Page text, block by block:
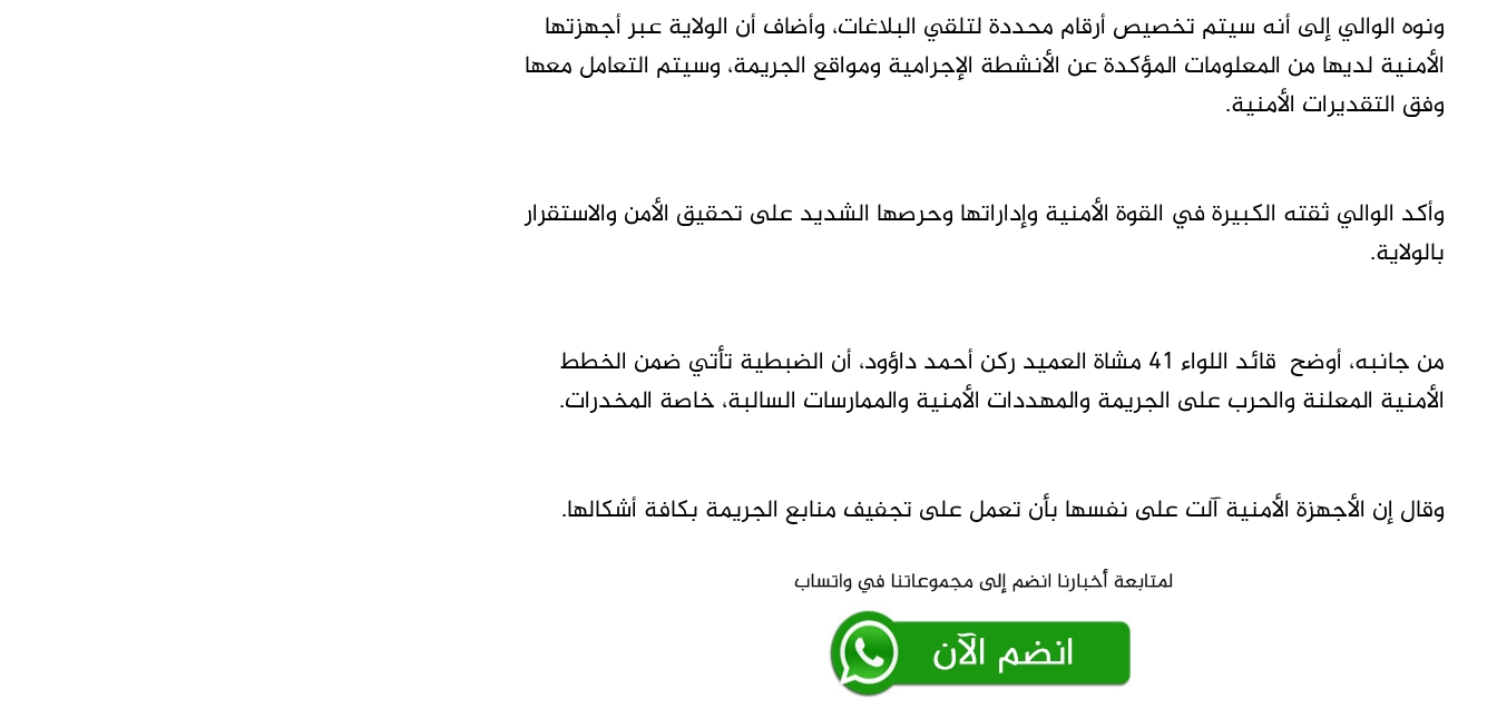
ونوه الوالي إلى أنه سيتم تخصيص أرقام محددة لتلقي البلاغات، وأضاف أن الولاية عبر أجهزتها
الأمنية لديها من المعلومات المؤكدة عن الأنشطة الإجرامية ومواقع الجريمة، وسيتم التعامل معها
وفق التقديرات الأمنية.
وأكد الوالي ثقته الكبيرة في القوة الأمنية وإداراتها وحرصها الشديد على تحقيق الأمن والاستقرار
بالولاية.
من جانبه، أوضح قائد اللواء 41 مشاة العميد ركن أحمد داؤود، أن الضبطية تأتي ضمن الخطط
الأمنية المعلنة والحرب على الجريمة والمهددات الأمنية والممارسات السالبة، خاصة المخدرات.
وقال إن الأجهزة الأمنية آلت على نفسها بأن تعمل على تجفيف منابع الجريمة بكافة أشكالها.